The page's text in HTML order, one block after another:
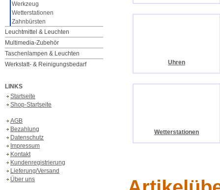
Werkzeug
Wetterstationen
Zahnbürsten
Leuchtmittel & Leuchten
Multimedia-Zubehör
Taschenlampen & Leuchten
Werkstatt- & Reinigungsbedarf
LINKS
Startseite
Shop-Startseite
AGB
Bezahlung
Datenschutz
Impressum
Kontakt
Kundenregistrierung
Lieferung/Versand
Über uns
Uhren
Wetterstationen